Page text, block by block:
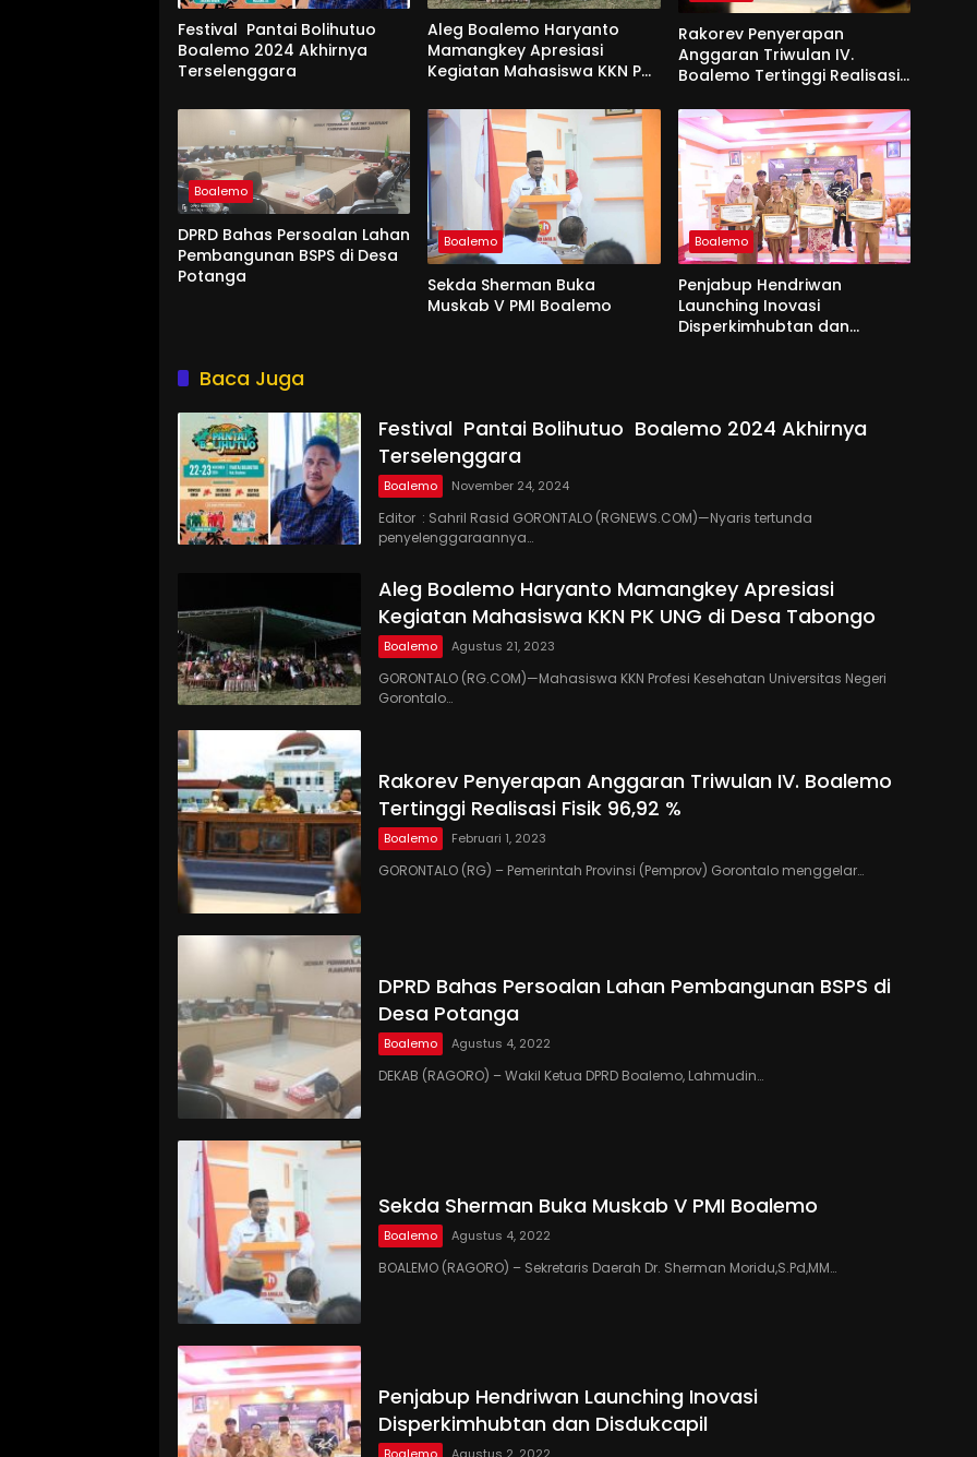
Festival Pantai Bolihutuo
Boalemo 2024 Akhirnya
Terselenggara
Aleg Boalemo Haryanto
Mamangkey Apresiasi
Kegiatan Mahasiswa KKN PK
Rakorev Penyerapan
Anggaran Triwulan IV.
Boalemo Tertinggi Realisasi
Boalemo
DPRD Bahas Persoalan Lahan
Pembangunan BSPS di Desa
Potanga
Boalemo
Sekda Sherman Buka
Muskab V PMI Boalemo
Boalemo
Penjabup Hendriwan
Launching Inovasi
Disperkimhubtan dan
Baca Juga
Festival Pantai Bolihutuo Boalemo 2024 Akhirnya
Terselenggara
Boalemo November 24, 2024
Editor : Sahril Rasid GORONTALO (RGNEWS.COM)—Nyaris tertunda
penyelenggaraannya…
Aleg Boalemo Haryanto Mamangkey Apresiasi
Kegiatan Mahasiswa KKN PK UNG di Desa Tabongo
Boalemo Agustus 21, 2023
GORONTALO (RG.COM)—Mahasiswa KKN Profesi Kesehatan Universitas Negeri
Gorontalo…
Rakorev Penyerapan Anggaran Triwulan IV. Boalemo
Tertinggi Realisasi Fisik 96,92 %
Boalemo Februari 1, 2023
GORONTALO (RG) – Pemerintah Provinsi (Pemprov) Gorontalo menggelar…
DPRD Bahas Persoalan Lahan Pembangunan BSPS di
Desa Potanga
Boalemo Agustus 4, 2022
DEKAB (RAGORO) – Wakil Ketua DPRD Boalemo, Lahmudin…
Sekda Sherman Buka Muskab V PMI Boalemo
Boalemo Agustus 4, 2022
BOALEMO (RAGORO) – Sekretaris Daerah Dr. Sherman Moridu,S.Pd,MM…
Penjabup Hendriwan Launching Inovasi
Disperkimhubtan dan Disdukcapil